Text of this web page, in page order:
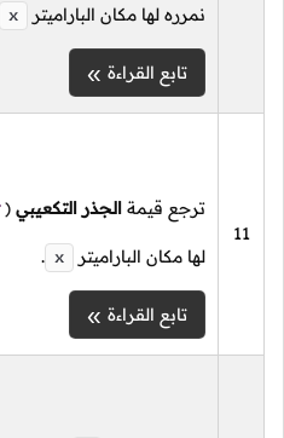
نمرره لها مكان الباراميتر x
تابع القراءة
11
ترجع قيمة الجذر التكعيبي (
لها مكان الباراميتر x
.
تابع القراءة